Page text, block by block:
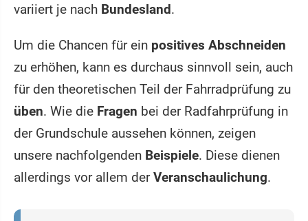
variiert je nach Bundesland.
Um die Chancen für ein positives Abschneiden
zu erhöhen, kann es durchaus sinnvoll sein, auch
für den theoretischen Teil der Fahrradprüfung zu
üben. Wie die Fragen bei der Radfahrprüfung in
der Grundschule aussehen können, zeigen
unsere nachfolgenden Beispiele. Diese dienen
allerdings vor allem derVeranschaulichung.